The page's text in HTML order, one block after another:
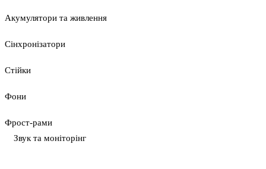
Акумулятори та живлення
Сінхронізатори
Стійки
Фони
Фрост-рами
Звук та моніторінг